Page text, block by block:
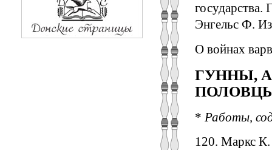
Энгельс Ф.
О войнах
ГУННЫ,
* Работы,
120. Маркс